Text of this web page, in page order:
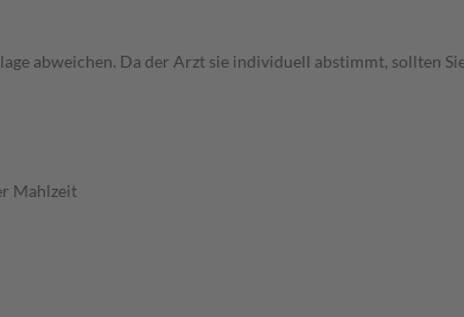
abweichen. Da der Arzt sie individuell abstimmt, sollten
Mahlzeit